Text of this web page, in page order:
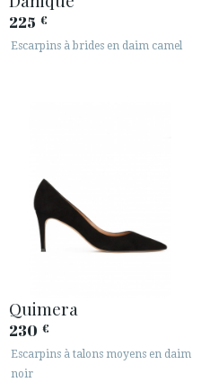
225 €
Escarpins à brides en daim camel
Quimera
230 €
Escarpins à talons moyens en daim
noir